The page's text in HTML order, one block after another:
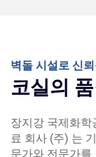
벽돌 시설로 신
코실의
장지강 국제화학
료 회사 (주) 는
문가와 전문가를